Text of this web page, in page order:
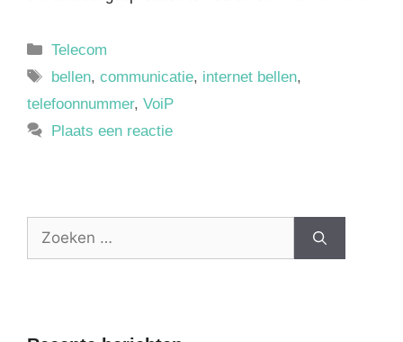
Telecom
bellen,communicatie, internet bellen,
telefoonnummer, VoiP
Plaats een reactie